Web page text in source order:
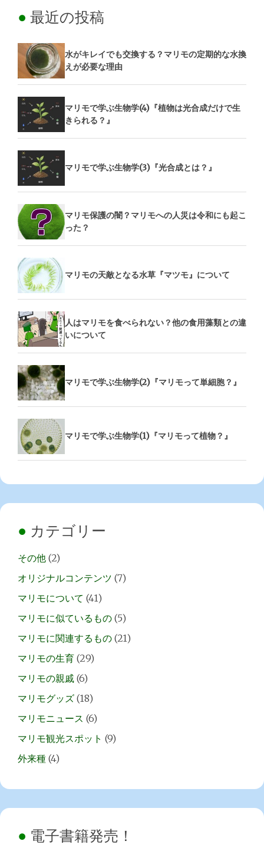
最近の投稿
水がキレイでも交換する？マリモの定期的な水換
えが必要な理由
マリモで学ぶ生物学(4)『植物は光合成だけで生
きられる？』
マリモで学ぶ生物学(3)『光合成とは？』
マリモ保護の闇？マリモへの人災は令和にも起こ
った？
マリモの天敵となる水草『マツモ』について
人はマリモを食べられない？他の食用藻類との違
いについて
マリモで学ぶ生物学(2)『マリモって単細胞？』
マリモで学ぶ生物学(1)『マリモって植物？』
カテゴリー
その他 (2)
オリジナルコンテンツ (7)
マリモについて (41)
マリモに似ているもの (5)
マリモに関連するもの (21)
マリモの生育 (29)
マリモの親戚 (6)
マリモグッズ (18)
マリモニュース (6)
マリモ観光スポット (9)
外来種 (4)
電子書籍発売！